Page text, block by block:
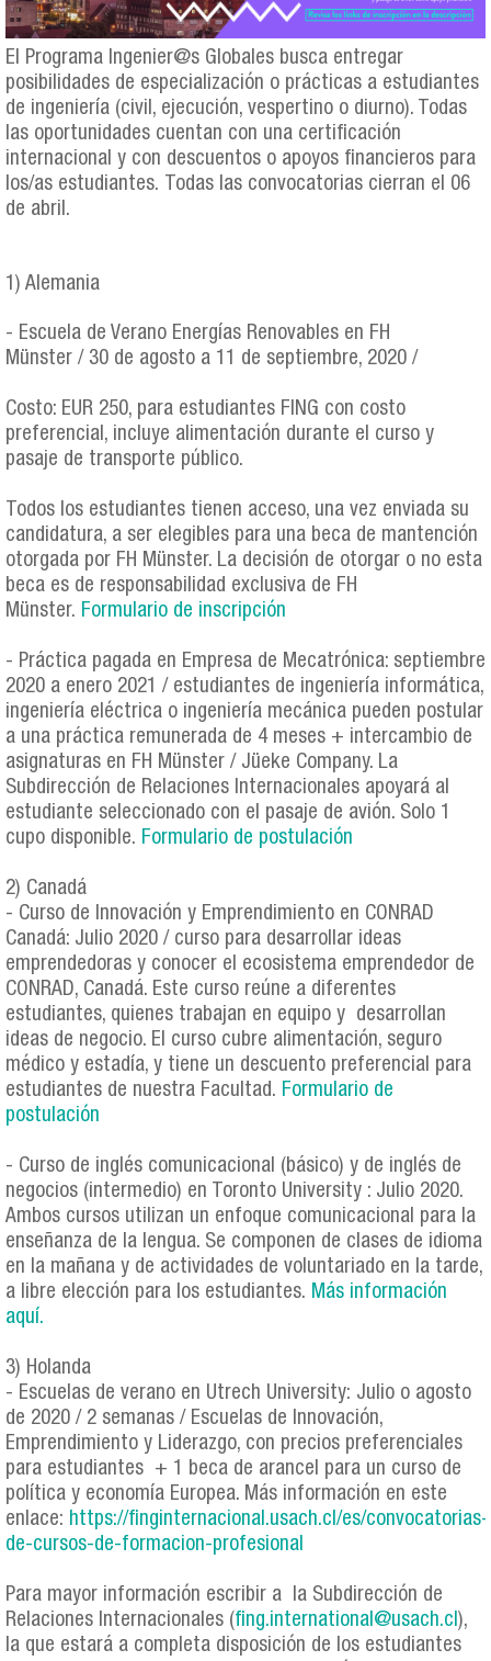
El Programa Ingenier@s Globales busca entregar
posibilidades de especialización o prácticas a estudiantes
de ingeniería (civil, ejecución, vespertino o diurno). Todas
las oportunidades cuentan con una certificación
internacional y con descuentos o apoyos financieros para
los/as estudiantes. Todas las convocatorias cierran el 06
de abril.
1) Alemania
- Escuela de Verano Energías Renovables en FH
Münster / 30 de agosto a 11 de septiembre, 2020 /
Costo: EUR 250, para estudiantes FING con costo
preferencial, incluye alimentación durante el curso y
pasaje de transporte público.
Todos los estudiantes tienen acceso, una vez enviada su
candidatura, a ser elegibles para una beca de mantención
otorgada por FH Münster. La decisión de otorgar o no esta
beca es de responsabilidad exclusiva de FH
Münster. Formulario de inscripción
- Práctica pagada en Empresa de Mecatrónica: septiembre
2020 a enero 2021 / estudiantes de ingeniería informática,
ingeniería eléctrica o ingeniería mecánica pueden postular
a una práctica remunerada de 4 meses + intercambio de
asignaturas en FH Münster / Jüeke Company. La
Subdirección de Relaciones Internacionales apoyará al
estudiante seleccionado con el pasaje de avión. Solo 1
cupo disponible. Formulario de postulación
2) Canadá
- Curso de Innovación y Emprendimiento en CONRAD
Canadá: Julio 2020 / curso para desarrollar ideas
emprendedoras y conocer el ecosistema emprendedor de
CONRAD, Canadá. Este curso reúne a diferentes
estudiantes, quienes trabajan en equipo y desarrollan
ideas de negocio. El curso cubre alimentación, seguro
médico y estadía, y tiene un descuento preferencial para
estudiantes de nuestra Facultad. Formulario de
postulación
- Curso de inglés comunicacional (básico) y de inglés de
negocios (intermedio) en Toronto University : Julio 2020.
Ambos cursos utilizan un enfoque comunicacional para la
enseñanza de la lengua. Se componen de clases de idioma
en la mañana y de actividades de voluntariado en la tarde,
a libre elección para los estudiantes. Más información
aquí.
3) Holanda
- Escuelas de verano en Utrech University: Julio o agosto
de 2020 / 2 semanas / Escuelas de Innovación,
Emprendimiento y Liderazgo, con precios preferenciales
para estudiantes + 1 beca de arancel para un curso de
política y economía Europea. Más información en este
enlace: https://finginternacional.usach.cl/es/convocatorias-
de-cursos-de-formacion-profesional
Para mayor información escribir a la Subdirección de
Relaciones Internacionales (fing.international@usach.cl),
la que estará a completa disposición de los estudiantes